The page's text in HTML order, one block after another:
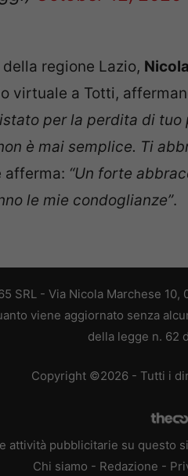
virtuale a Totti,
per la perdita di tuo
è mai semplice. Ti
afferma: “Un forte
le mie condoglianze”.
viene aggiornato senza
della legge n. 62
Le attività pubblicitarie su questo
Chi siamo-Redazione-